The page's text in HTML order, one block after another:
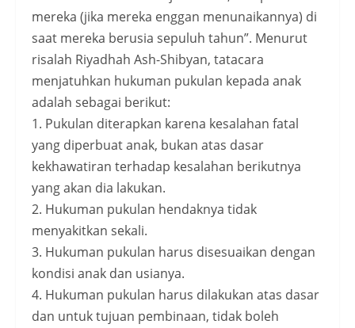
mereka (jika mereka enggan menunaikannya) di
saat mereka berusia sepuluh tahun”. Menurut
risalah Riyadhah Ash-Shibyan, tatacara
menjatuhkan hukuman pukulan kepada anak
adalah sebagai berikut:
1. Pukulan diterapkan karena kesalahan fatal
yang diperbuat anak, bukan atas dasar
kekhawatiran terhadap kesalahan berikutnya
yang akan dia lakukan.
2. Hukuman pukulan hendaknya tidak
menyakitkan sekali.
3. Hukuman pukulan harus disesuaikan dengan
kondisi anak dan usianya.
4. Hukuman pukulan harus dilakukan atas dasar
dan untuk tujuan pembinaan, tidak boleh